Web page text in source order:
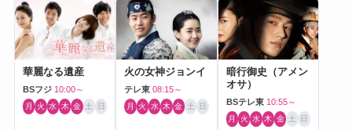
華麗なる遺産
BSフジ 10:00～
月 火 水 木 金 土 日
火の女神ジョンイ
テレ東 08:15～
月 火 水 木 金 土 日
暗行御史（アメン
オサ）
BSテレ東 10:55～
月 火 水 木 金 土 日